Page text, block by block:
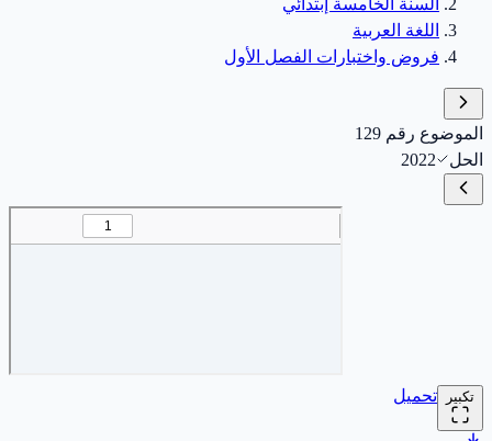
السنة الخامسة إبتدائي
اللغة العربية
فروض واختبارات الفصل الأول
الموضوع رقم 129
الحل
2022
تكبير تحميل